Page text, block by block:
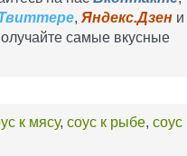
, Яндекс.Дзен и
самые вкусные
к мясу, соус к рыбе, соус